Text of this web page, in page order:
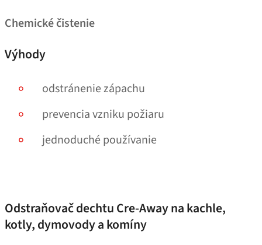
Chemické čistenie
Výhody
odstránenie zápachu
prevencia vzniku požiaru
jednoduché používanie
Odstraňovač dechtu Cre-Away na kachle,
kotly, dymovody a komíny